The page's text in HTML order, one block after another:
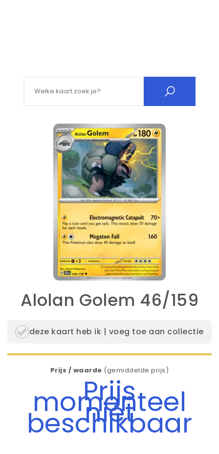
Alolan Golem 46/159
deze kaart heb ik | voeg toe aan collectie
Prijs / waarde (gemiddelde prijs)
Prijs
momenteel
niet
beschikbaar